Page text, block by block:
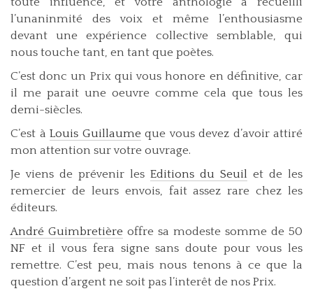
l’unaninmité des voix et même l’enthousiasme
devant une expérience collective semblable, qui
nous touche tant, en tant que poètes.
C’est donc un Prix qui vous honore en définitive, car
il me parait une oeuvre comme cela que tous les
demi-siècles.
C’est à Louis Guillaumeque vous devez d’avoir attiré
mon attention sur votre ouvrage.
Je viens de prévenir les Editions du Seuil et de les
remercier de leurs envois, fait assez rare chez les
éditeurs.
André Guimbretière offre sa modeste somme de 50
NF et il vous fera signe sans doute pour vous les
remettre. C’est peu, mais nous tenons à ce que la
question d’argent ne soit pas l’interêt de nos Prix.